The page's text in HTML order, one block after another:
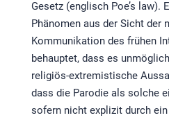
Gesetz (englisch Poe’s law).
Phänomen aus der Sicht der
Kommunikation des frühen
behauptet, dass es
religiös-extremistische
dass die Parodie als solche
sofern nicht explizit durch